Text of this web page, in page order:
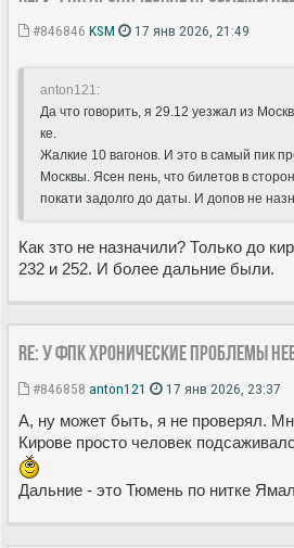
#846846 KSM 17 янв 2026, 21:49
anton121:
Да что говорить, я 29.12 уезжал из
ке.
Жалкие 10 вагонов. И это в самый пик
Москвы. Ясен пень, что билетов в
покати задолго до даты. И допов не
Как зто не назначили? Только до
232 и 252. И более дальние были.
Re: У ФПК хронические проблемы
#846858 anton121 17 янв 2026, 23:37
А, ну может быть, я не проверял.
Кирове просто человек
Дальние - это Тюмень по нитке